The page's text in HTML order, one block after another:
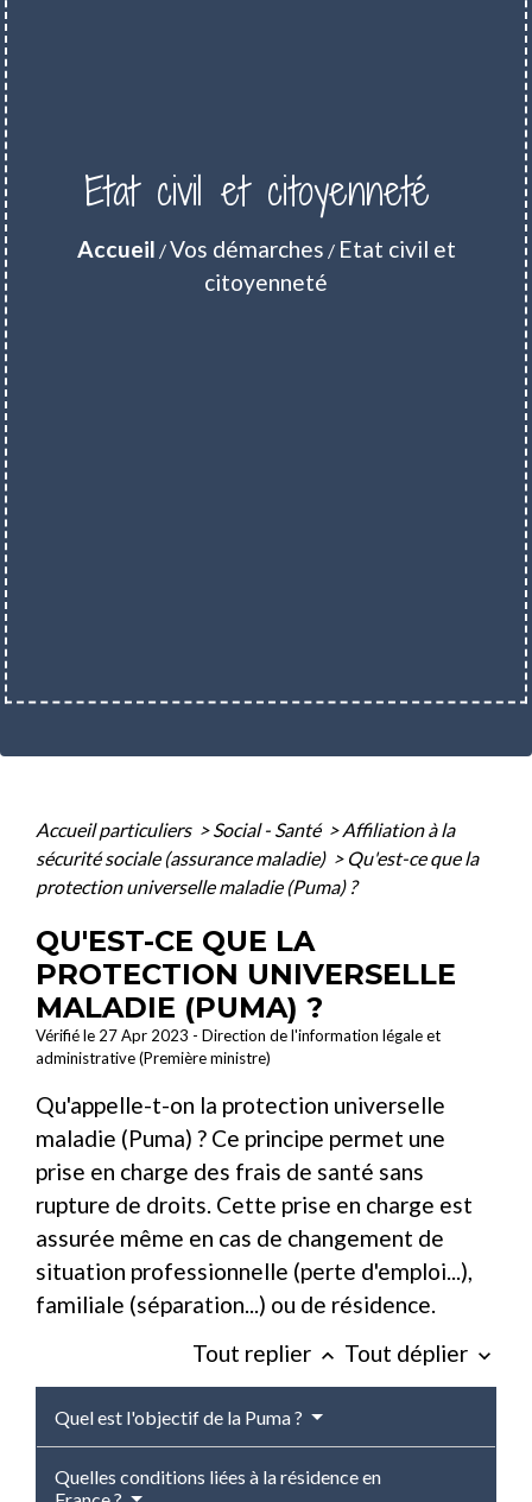
Etat civil et citoyenneté
Accueil /Vos démarches / Etat civil et
citoyenneté
Accueil particuliers > Social - Santé > Affiliation à la
sécurité sociale (assurance maladie) > Qu'est-ce que la
protection universelle maladie (Puma) ?
QU'EST-CE QUE LA
PROTECTION UNIVERSELLE
MALADIE (PUMA) ?
Vérifié le 27 Apr 2023 - Direction de l'information légale et
administrative (Première ministre)
Qu'appelle-t-on la protection universelle
maladie (Puma) ? Ce principe permet une
prise en charge des frais de santé sans
rupture de droits. Cette prise en charge est
assurée même en cas de changement de
situation professionnelle (perte d'emploi...),
familiale (séparation...) ou de résidence.
Tout replier keyboard_arrow_up Tout déplier keyboard_arrow_down
Quel est l'objectif de la Puma ?
Quelles conditions liées à la résidence en